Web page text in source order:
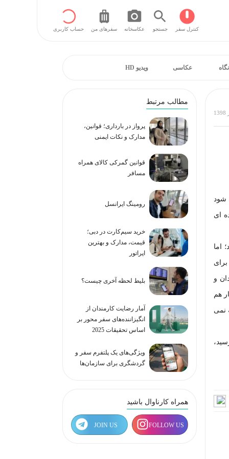
کنترل سفر جستجو عکاسخانه سفر‌های من حساب کاربری
عکاسی ویدیو HD
شود
ای
اما
و
هم
نمی
مطالب مرتبط
پرواز در بارداری؛ قوانین،
مدارک و نکات ایمنی
قوانین گمرکی کالای همراه
مسافر
رومینگ ایرانسل
خرید سیم‌کارت در دبی؛
قیمت، مدارک و بهترین
اپراتور
بلیط لحظه آخری چیست؟
آمار رضایت کارمندان از
انگیزاننده‌های سفر محور بر
اساس تحقیقات 2025
ویژگی‌های یک پلتفرم سفر و
گردشگری برای سازمان‌ها
همراه کارناوال باشید
FOLLOW US
JOIN US